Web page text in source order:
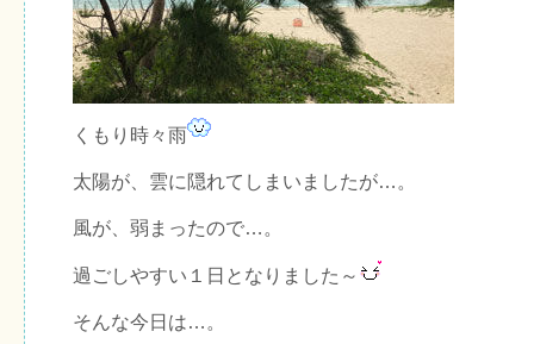
くもり時々雨
太陽が、雲に隠れてしまいましたが…。
風が、弱まったので…。
過ごしやすい１日となりました～
そんな今日は…。